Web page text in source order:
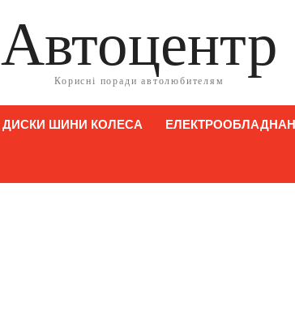
Автоцентр
Корисні поради автолюбителям
ДИСКИ ШИНИ КОЛЕСА